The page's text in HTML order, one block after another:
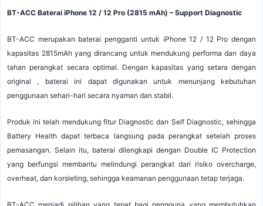
BT-ACC Baterai iPhone 12 / 12 Pro (2815 mAh) – Support Diagnostic
BT-ACC merupakan baterai pengganti untuk iPhone 12 / 12 Pro dengan
kapasitas 2815mAh yang dirancang untuk mendukung performa dan daya
tahan perangkat secara optimal. Dengan kapasitas yang setara dengan
original , baterai ini dapat digunakan untuk menunjang kebutuhan
penggunaan sehari-hari secara nyaman dan stabil.
Produk ini telah mendukung fitur Diagnostic dan Self Diagnostic, sehingga
Battery Health dapat terbaca langsung pada perangkat setelah proses
pemasangan. Selain itu, baterai dilengkapi dengan Double IC Protection
yang berfungsi membantu melindungi perangkat dari risiko overcharge,
overheat, dan korsleting, sehingga keamanan penggunaan tetap terjaga.